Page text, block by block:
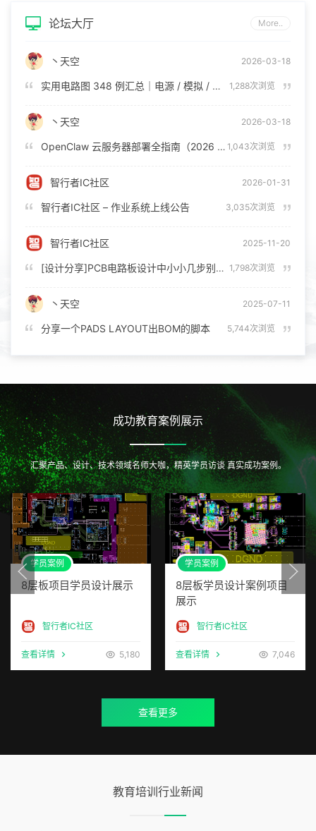
论坛大厅 More..
丶天空 2026-03-18
实用电路图 348 例汇总｜电源 / 模拟 / 控制电路全集 1,288次浏览
丶天空 2026-03-18
OpenClaw 云服务器部署全指南（2026 年 3 月版） 1,043次浏览
智行者IC社区 2026-01-31
智行者IC社区 – 作业系统上线公告 3,035次浏览
智行者IC社区 2025-11-20
[设计分享]PCB电路板设计中小小几步别走错 1,798次浏览
丶天空 2025-07-11
分享一个PADS LAYOUT出BOM的脚本 5,744次浏览
成功教育案例展示
汇聚产品、设计、技术领域名师大咖，精英学员访谈 真实成功案例。
学员案例
8层板项目学员设计展示
智行者IC社区
查看详情 5,180
学员案例
8层板学员设计案例项目
展示
智行者IC社区
查看详情 7,046
查看更多
教育培训行业新闻